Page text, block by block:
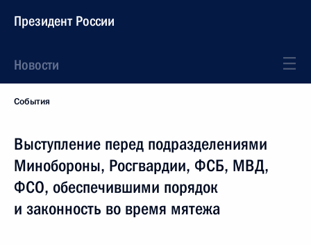
Президент России
Новости
События
Выступление перед подразделениями
Минобороны, Росгвардии, ФСБ, МВД,
ФСО, обеспечившими порядок
и законность во время мятежа